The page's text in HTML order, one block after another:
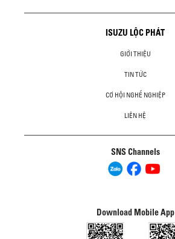
ISUZU LỘC PHÁT
GIỚI THIỆU
TIN TỨC
CƠ HỘI NGHỀ NGHIỆP
LIÊN HỆ
SNS Channels
Download Mobile App